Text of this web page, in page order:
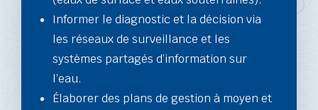
Informer le diagnostic et la décision via
les réseaux de surveillance et les
systèmes partagés d’information sur
l’eau.
Élaborer des plans de gestion à moyen et